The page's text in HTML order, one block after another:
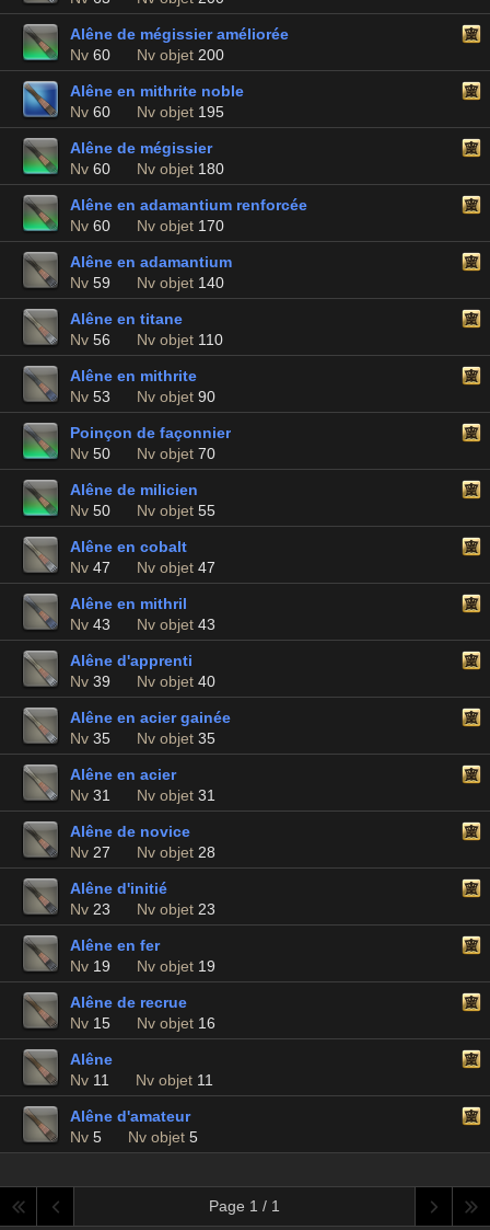
Alêne de mégissier améliorée
Nv 60 Nv objet 200
Alêne en mithrite noble
Nv 60 Nv objet 195
Alêne de mégissier
Nv 60 Nv objet 180
Alêne en adamantium renforcée
Nv 60 Nv objet 170
Alêne en adamantium
Nv 59 Nv objet 140
Alêne en titane
Nv 56 Nv objet 110
Alêne en mithrite
Nv 53 Nv objet 90
Poinçon de façonnier
Nv 50 Nv objet 70
Alêne de milicien
Nv 50 Nv objet 55
Alêne en cobalt
Nv 47 Nv objet 47
Alêne en mithril
Nv 43 Nv objet 43
Alêne d'apprenti
Nv 39 Nv objet 40
Alêne en acier gainée
Nv 35 Nv objet 35
Alêne en acier
Nv 31 Nv objet 31
Alêne de novice
Nv 27 Nv objet 28
Alêne d'initié
Nv 23 Nv objet 23
Alêne en fer
Nv 19 Nv objet 19
Alêne de recrue
Nv 15 Nv objet 16
Alêne
Nv 11 Nv objet 11
Alêne d'amateur
Nv 5 Nv objet 5
Page 1 / 1